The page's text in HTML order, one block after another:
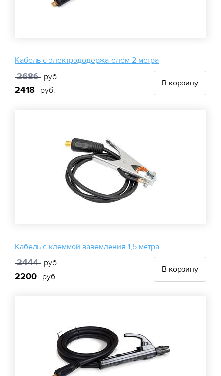
Кабель с электрододержателем 2 метра
2686 руб.
2418 руб.
В корзину
Кабель с клеммой заземления 1,5 метра
2444 руб.
2200 руб.
В корзину